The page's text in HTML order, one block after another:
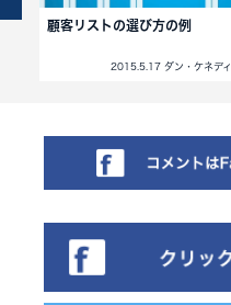
顧客リストの選び方の例
2015.5.17 ダン・ケネディ